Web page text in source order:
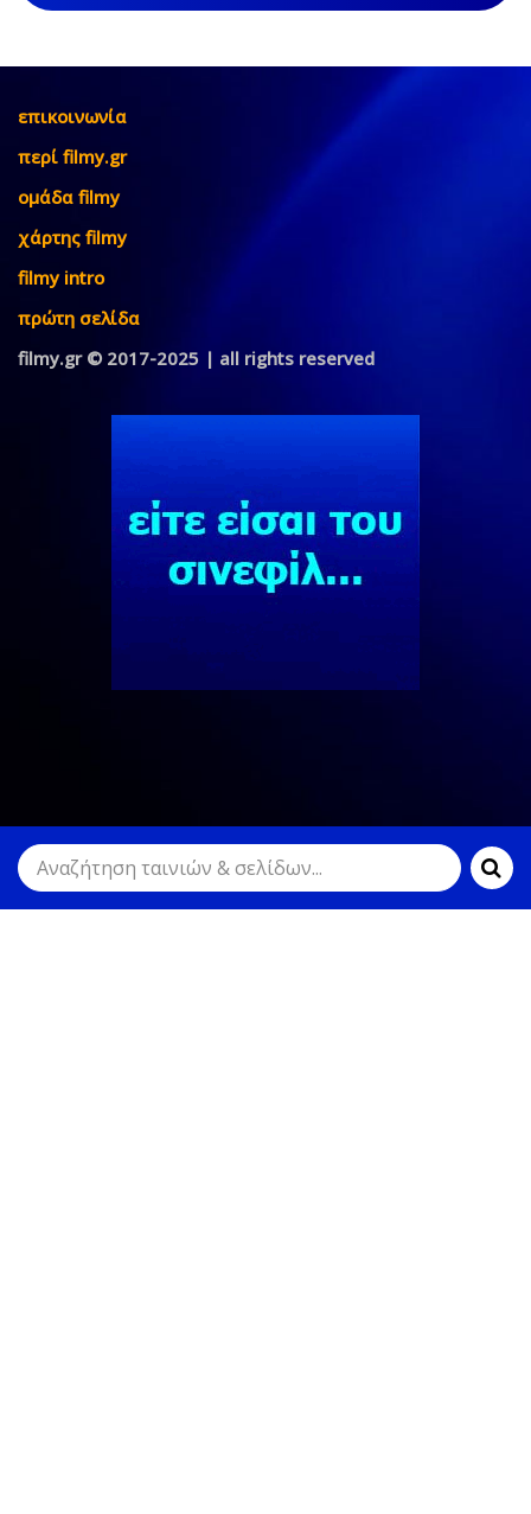
επικοινωνία
περί filmy.gr
ομάδα filmy
χάρτης filmy
filmy intro
πρώτη σελίδα
filmy.gr © 2017-2025 | all rights reserved